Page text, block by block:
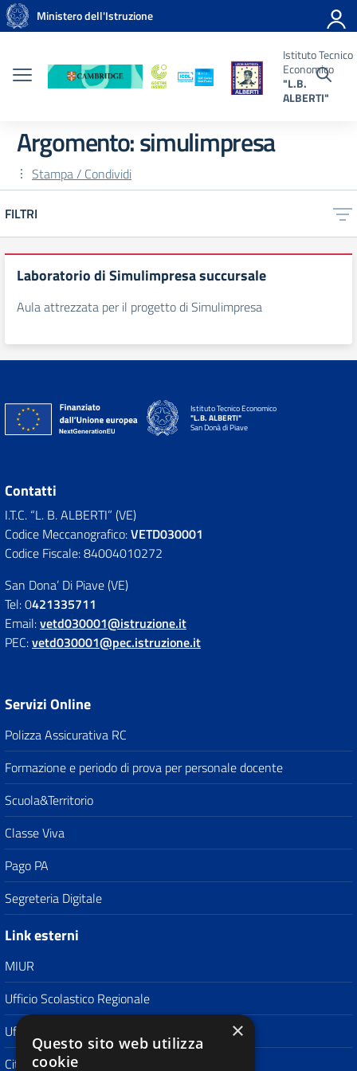
Vai ai contenuti
Vai al menu di navigazione
Vai al footerMinistero dell'Istruzione
Istituto Tecnico
Economico
"L.B.
ALBERTI"
Argomento: simulimpresa
Stampa / Condividi
FILTRI
Laboratorio di Simulimpresa succursale
Aula attrezzata per il progetto di Simulimpresa
Istituto Tecnico Economico
"L.B. ALBERTI"
San Donà di Piave
Contatti
I.T.C. “L. B. ALBERTI” (VE)
Codice Meccanografico:VETD030001
Codice Fiscale: 84004010272
San Dona’ Di Piave (VE)
Tel: 0421335711
Email:vetd030001@istruzione.it
PEC:vetd030001@pec.istruzione.it
Servizi Online
Polizza Assicurativa RC
Formazione e periodo di prova per personale docente
Scuola&Territorio
Classe Viva
Pago PA
Segreteria Digitale
Link esterni
MIUR
Ufficio Scolastico Regionale
Ufficio Scolastico Territoriale
Città di San Donà di Piave
×
Questo sito web utilizza
cookie